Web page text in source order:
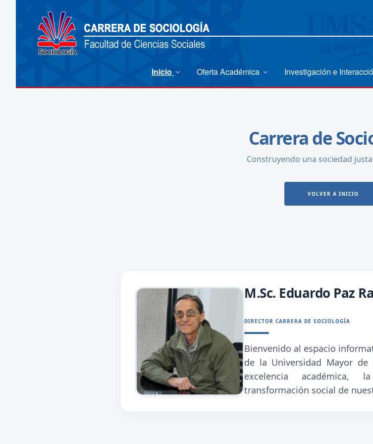
Inicio Oferta Académica Investigación e
Carrera de
Construyendo una sociedad
VOLVER A INICIO
M.Sc. Eduardo Paz
DIRECTOR CARRERA DE SOCIOLOGÍA
Bienvenido al espacio
de la Universidad Mayor de
excelencia
transformación social de